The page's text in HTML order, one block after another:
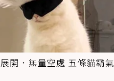
開．無量空處 五條貓霸氣